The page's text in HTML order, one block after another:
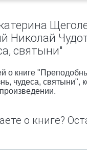
Николай
святыни"
о книге
чудеса, святыни",
о книге?